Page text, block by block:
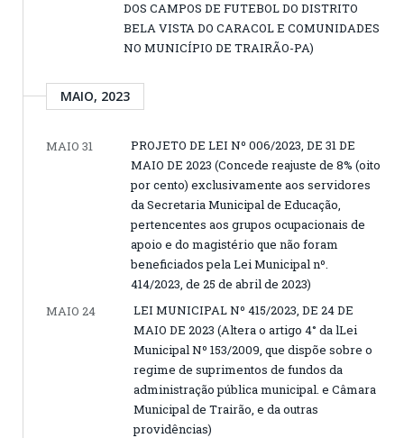
DOS CAMPOS DE FUTEBOL DO DISTRITO
BELA VISTA DO CARACOL E COMUNIDADES
NO MUNICÍPIO DE TRAIRÃO-PA)
MAIO, 2023
MAIO 31
PROJETO DE LEI Nº 006/2023, DE 31 DE
MAIO DE 2023 (Concede reajuste de 8% (oito
por cento) exclusivamente aos servidores
da Secretaria Municipal de Educação,
pertencentes aos grupos ocupacionais de
apoio e do magistério que não foram
beneficiados pela Lei Municipal nº.
414/2023, de 25 de abril de 2023)
MAIO 24
LEI MUNICIPAL Nº 415/2023, DE 24 DE
MAIO DE 2023 (Altera o artigo 4° da lLei
Municipal Nº 153/2009, que dispõe sobre o
regime de suprimentos de fundos da
administração pública municipal. e Câmara
Municipal de Trairão, e da outras
providências)